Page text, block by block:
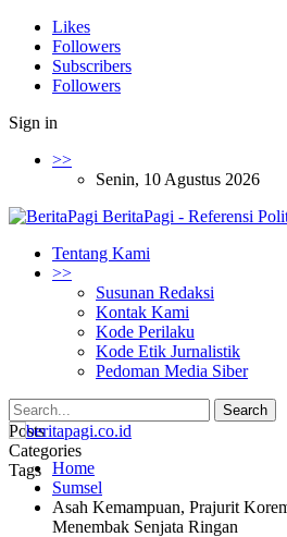
Likes
Followers
Subscribers
Followers
Sign in
>>
Senin, 10 Agustus 2026
BeritaPagi - Referensi
Tentang Kami
>>
Susunan Redaksi
Kontak Kami
Kode Perilaku
Kode Etik Jurnalistik
Pedoman Media Siber
Posts
Categories
Tags Home
Sumsel
Asah Kemampuan, Prajurit
Menembak Senjata Ringan